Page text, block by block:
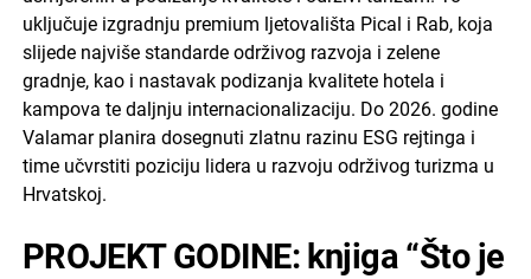
uključuje izgradnju premium ljetovališta Pical i Rab, koja
slijede najviše standarde održivog razvoja i zelene
gradnje, kao i nastavak podizanja kvalitete hotela i
kampova te daljnju internacionalizaciju. Do 2026. godine
Valamar planira dosegnuti zlatnu razinu ESG rejtinga i
time učvrstiti poziciju lidera u razvoju održivog turizma u
Hrvatskoj.
PROJEKT GODINE: knjiga “Što je